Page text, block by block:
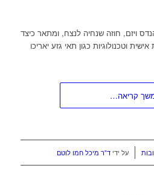
ויזם, חוזה שנחיה לנצח, ומתאר כיצד
וטכנולוגיות כגון תאי גזע יאריכו
קריאה…
על ידי ד"ר מיכל חמו לוטם